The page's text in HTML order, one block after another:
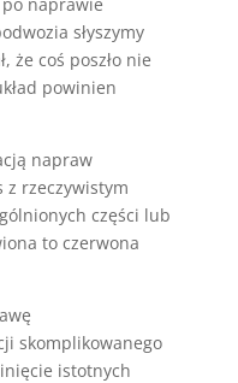
słyszymy
że coś poszło nie
powinien
napraw
z rzeczywistym
części lub
to czerwona
skomplikowanego
istotnych